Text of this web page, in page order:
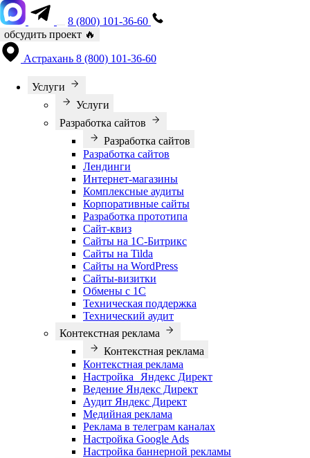
8 (800) 101-36-60
обсудить проект 🔥
Астрахань 8 (800) 101-36-60
Услуги
Услуги
Разработка сайтов
Разработка сайтов
Разработка сайтов
Лендинги
Интернет-магазины
Комплексные аудиты
Корпоративные сайты
Разработка прототипа
Сайт-квиз
Сайты на 1С-Битрикс
Сайты на Tilda
Сайты на WordPress
Сайты-визитки
Обмены с 1С
Техническая поддержка
Технический аудит
Контекстная реклама
Контекстная реклама
Контекстная реклама
Настройка Яндекс Директ
Ведение Яндекс Директ
Аудит Яндекс Директ
Медийная реклама
Реклама в телеграм каналах
Настройка Google Ads
Настройка баннерной рекламы